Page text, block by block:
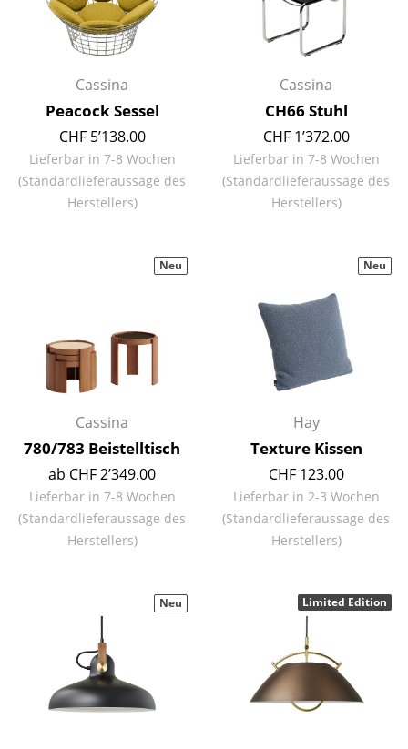
Tische
Esstische
Couchtische
Schreibtische
Sekretäre & PC-Tische
Stehtische & Stehpulte
Gartentische
Servierwagen
Einzelteile
Aufbewahren
Regale & Schränke
Wandregale
Sideboards & Kommoden
TV Möbel
Cassina
Peacock Sessel
CHF 5’138.00
Lieferbar in 7-8 Wochen
(Standardlieferaussage des
Herstellers)
Cassina
CH66 Stuhl
CHF 1’372.00
Lieferbar in 7-8 Wochen
(Standardlieferaussage des
Herstellers)
Cassina
780/783 Beistelltisch
ab CHF 2’349.00
Lieferbar in 7-8 Wochen
(Standardlieferaussage des
Herstellers)
Neu
Hay
Texture Kissen
CHF 123.00
Lieferbar in 2-3 Wochen
(Standardlieferaussage des
Herstellers)
Neu
Neu Limited Edition